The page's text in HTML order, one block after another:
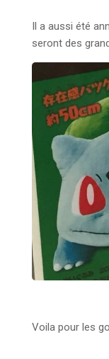
Il a aussi été
seront des
Voila pour les